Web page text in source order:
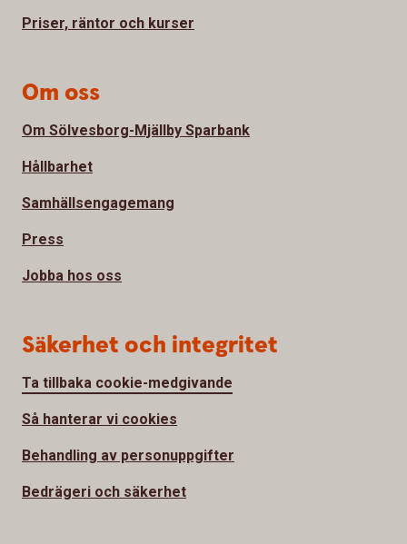
Priser, räntor och kurser
Om oss
Om Sölvesborg-Mjällby Sparbank
Hållbarhet
Samhällsengagemang
Press
Jobba hos oss
Säkerhet och integritet
Ta tillbaka cookie-medgivande
Så hanterar vi cookies
Behandling av personuppgifter
Bedrägeri och säkerhet